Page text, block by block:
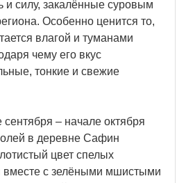
и силу, закалённые суровым
Особенно ценится то,
влагой и туманами
чему его вкус
тонкие и свежие
– начале октября
в деревне Сафин
цвет спелых
вместе с зелёными мшистыми